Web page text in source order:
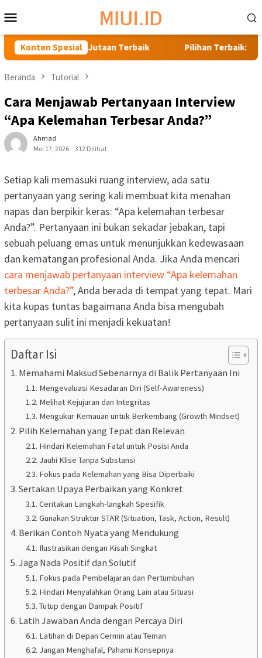
ke
kontenMobile
Konten Spesial
HP Harga 1 Jutaan Terbaik Pilihan Terbaik: HP 2 Jutaan
Beranda Tutorial
Cara Menjawab Pertanyaan Interview
“Apa Kelemahan Terbesar Anda?”
Ahmad
Mei 17, 2026
312 Dilihat
Setiap kali memasuki ruang interview, ada satu
pertanyaan yang sering kali membuat kita menahan
napas dan berpikir keras: “Apa kelemahan terbesar
Anda?”. Pertanyaan ini bukan sekadar jebakan, tapi
sebuah peluang emas untuk menunjukkan kedewasaan
dan kematangan profesional Anda. Jika Anda mencari
cara menjawab pertanyaan interview “Apa kelemahan
terbesar Anda?”, Anda berada di tempat yang tepat. Mari
kita kupas tuntas bagaimana Anda bisa mengubah
pertanyaan sulit ini menjadi kekuatan!
Daftar Isi
Memahami Maksud Sebenarnya di Balik Pertanyaan Ini
Mengevaluasi Kesadaran Diri (Self-Awareness)
Melihat Kejujuran dan Integritas
Mengukur Kemauan untuk Berkembang (Growth Mindset)
Pilih Kelemahan yang Tepat dan Relevan
Hindari Kelemahan Fatal untuk Posisi Anda
Jauhi Klise Tanpa Substansi
Fokus pada Kelemahan yang Bisa Diperbaiki
Sertakan Upaya Perbaikan yang Konkret
Ceritakan Langkah-langkah Spesifik
Gunakan Struktur STAR (Situation, Task, Action, Result)
Berikan Contoh Nyata yang Mendukung
Ilustrasikan dengan Kisah Singkat
Jaga Nada Positif dan Solutif
Fokus pada Pembelajaran dan Pertumbuhan
Hindari Menyalahkan Orang Lain atau Situasi
Tutup dengan Dampak Positif
Latih Jawaban Anda dengan Percaya Diri
Latihan di Depan Cermin atau Teman
Jangan Menghafal, Pahami Konsepnya